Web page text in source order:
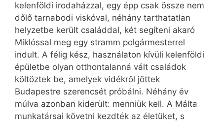
kelenföldi irodaházzal, egy épp csak össze nem
dőlő tarnabodi viskóval, néhány tarthatatlan
helyzetbe került családdal, két segíteni akaró
Miklóssal meg egy stramm polgármesterrel
indult. A félig kész, használaton kívüli kelenföldi
épületbe olyan otthontalanná vált családok
költöztek be, amelyek vidékről jöttek
Budapestre szerencsét próbálni. Néhány év
múlva azonban kiderült: menniük kell. A Málta
munkatársai követni kezdték az életüket, s